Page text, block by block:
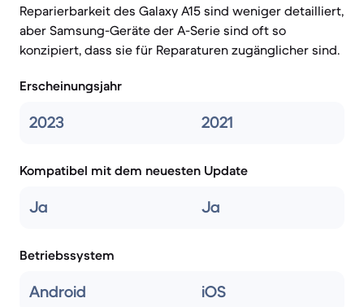
Reparierbarkeit des Galaxy A15 sind weniger detailliert,
aber Samsung-Geräte der A-Serie sind oft so
konzipiert, dass sie für Reparaturen zugänglicher sind.
Erscheinungsjahr
2023 2021
Kompatibel mit dem neuesten Update
Ja Ja
Betriebssystem
Android iOS